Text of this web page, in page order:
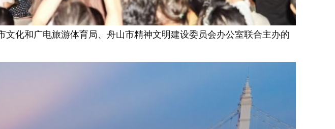
化和广电旅游体育局、舟山市精神文明建设委员会办公室联合主办的